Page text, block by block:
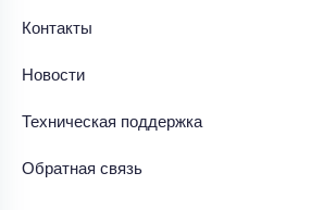
Контакты
Новости
Техническая поддержка
Обратная связь